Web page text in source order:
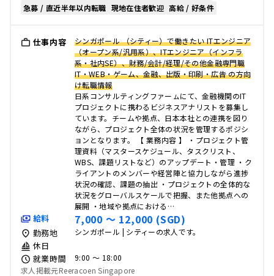
急募 / 直近半年以内転職 現地在住者歓迎 高給 / 好条件
仕事内容
シンガポール （シティー）で働きたい ITエンジニア
（オープン系/汎用系）、ITエンジニア（インフラ
系・社内SE）、財務/会計/経理/その他金融専門職
IT・WEB・ゲーム、金融、出版・印刷・広告 の方向
け転職情報
日系コンサルティングファーㇺにて、金融機関のIT
プロジェクトに携わるビジネスアナリストを募集し
ています。チームや拠点、日本本社との連携を図り
ながら、プロジェクト全体の状況を管理するポジシ
ョンとなります。 【 業務内容 】 ・プロジェクト管
理資料（マスタースケジュール、タスクリスト、
WBS、課題リストなど）のアップデート・管理 ・ク
ライアントのメンバーや経営陣と協力しながら進捗
状況の確認、課題の抽出 ・プロジェクトの全体的な
状況をグローバルスケールで把握、また他拠点への
展開 ・地域や拠点における…
給料 7,000 〜 12,000 (SGD)
勤務地 シンガポール | シティーの求人です。
休日
就業時間
9:00 〜 18:00
求人掲載元Reeracoen Singapore